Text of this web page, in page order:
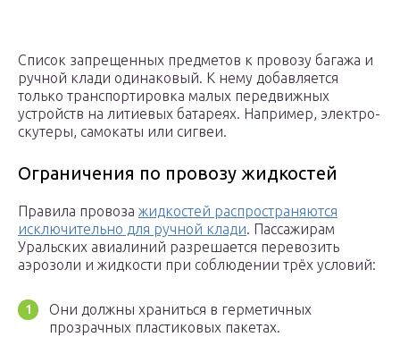
Список запрещенных предметов к провозу багажа и
ручной клади одинаковый. К нему добавляется
только транспортировка малых передвижных
устройств на литиевых батареях. Например, электро-
скутеры, самокаты или сигвеи.
Ограничения по провозу жидкостей
Правила провоза жидкостей распространяются
исключительно для ручной клади. Пассажирам
Уральских авиалиний разрешается перевозить
аэрозоли и жидкости при соблюдении трёх условий:
Они должны храниться в герметичных
прозрачных пластиковых пакетах.